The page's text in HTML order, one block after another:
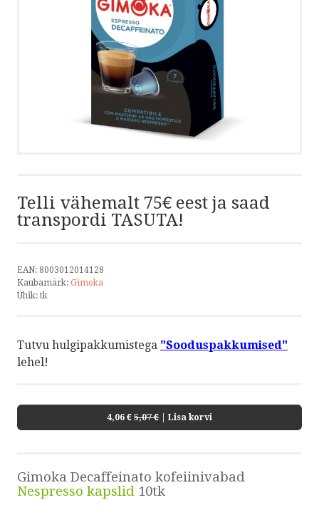
KÜPSISTE POLIITIKA
VÕTA ÜHENDUST
KIRJUTA
FACEBOOK
by ShopRoller
Telli vähemalt 75€ eest ja saad
transpordi TASUTA!
EAN: 8003012014128
Kaubamärk: Gimoka
Ühik: tk
Tutvu hulgipakkumistega "Sooduspakkumised"
lehel!
4,06 € 5,07 € | Lisa korvi
Gimoka Decaffeinato kofeiinivabad
Nespresso kapslid 10tk